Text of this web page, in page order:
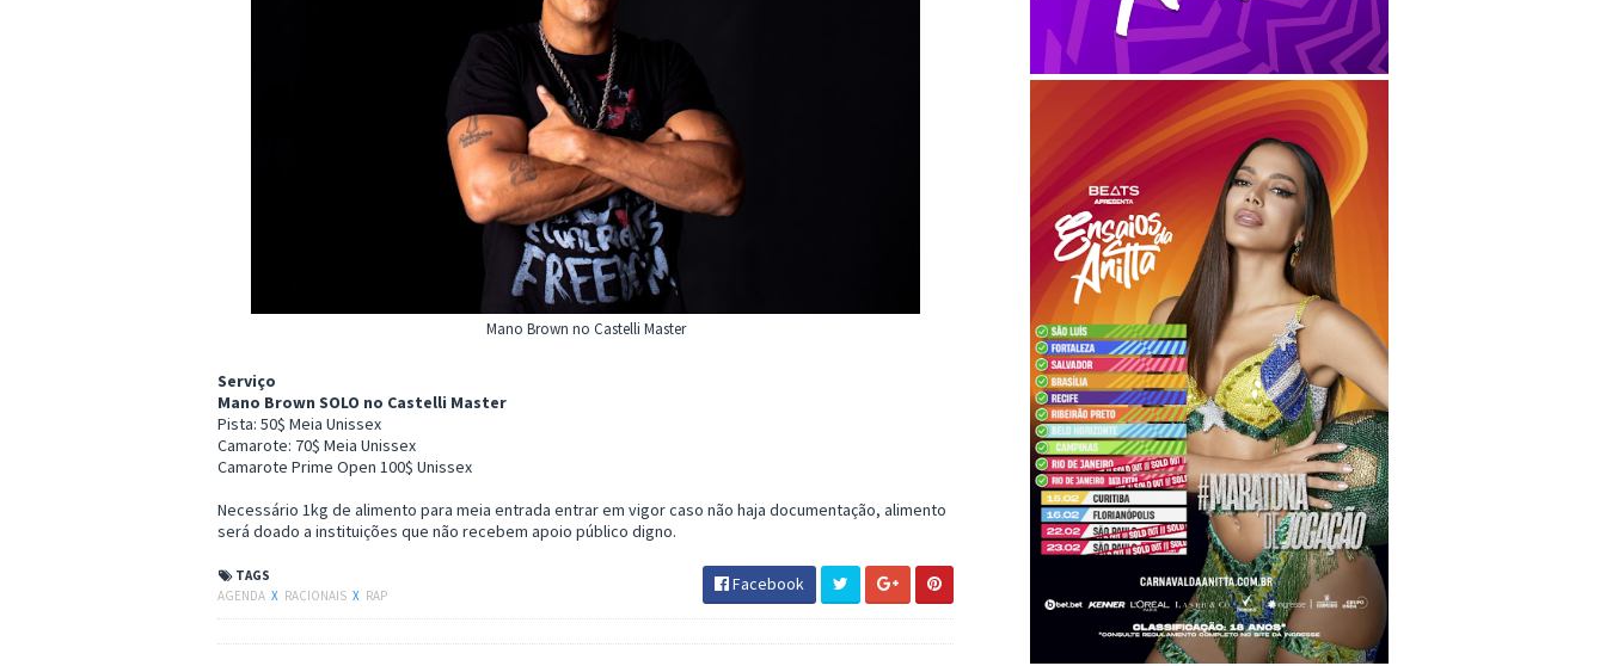
Mano Brown no Castelli Master
Serviço
Mano Brown SOLO no Castelli Master
Pista: 50$ Meia Unissex
Camarote: 70$ Meia Unissex
Camarote Prime Open 100$ Unissex
Necessário 1kg de alimento para meia entrada entrar em vigor caso não haja documentação, alimento
será doado a instituições que não recebem apoio público digno.
TAGS
AGENDA X RACIONAIS X RAP
Facebook